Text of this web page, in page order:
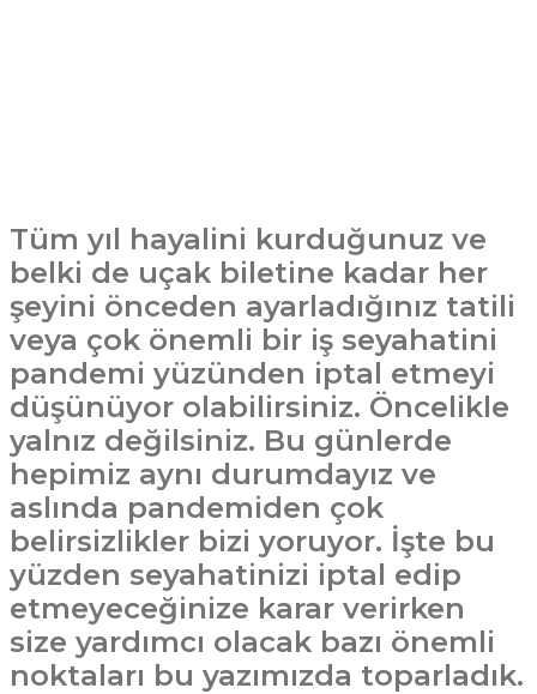
Tüm yıl hayalini kurduğunuz ve
belki de uçak biletine kadar her
şeyini önceden ayarladığınız tatili
veya çok önemli bir iş seyahatini
pandemi yüzünden iptal etmeyi
düşünüyor olabilirsiniz. Öncelikle
yalnız değilsiniz. Bu günlerde
hepimiz aynı durumdayız ve
aslında pandemiden çok
belirsizlikler bizi yoruyor. İşte bu
yüzden seyahatinizi iptal edip
etmeyeceğinize karar verirken
size yardımcı olacak bazı önemli
noktaları bu yazımızda toparladık.